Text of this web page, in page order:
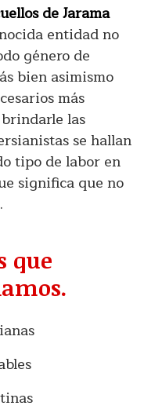
de Jarama
entidad no
género de
bien asimismo
más
las
se hallan
tipo de labor en
significa que no
que